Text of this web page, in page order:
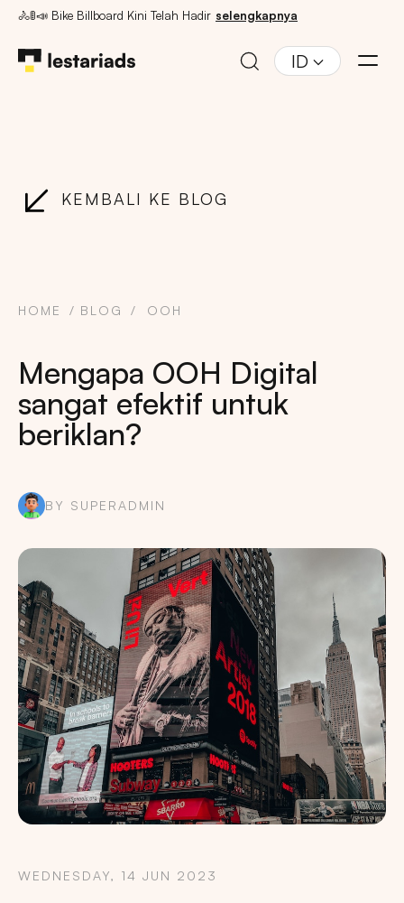
🚴🚦📣 Bike Billboard Kini Telah Hadir selengkapnya
ID
KEMBALI KE BLOG
HOME BLOG OOH
Mengapa OOH Digital
sangat efektif untuk
beriklan?
BY SUPERADMIN
WEDNESDAY, 14 JUN 2023